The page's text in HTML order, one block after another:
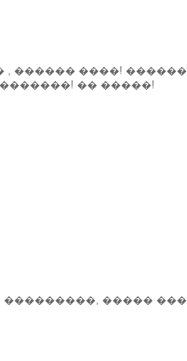
, ������ ����!
�� �����!
�����